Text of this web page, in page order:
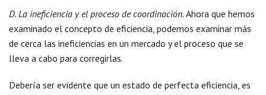
D. La ineficiencia y el proceso de coordinación.Ahora que hemos
examinado el concepto de eficiencia, podemos examinar más
de cerca las ineficiencias en un mercado y el proceso que se
lleva a cabo para corregirlas.
Debería ser evidente que un estado de perfecta eficiencia, es